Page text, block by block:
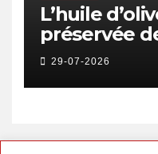
L’huile
préservée
surtaxes
29-07-2026